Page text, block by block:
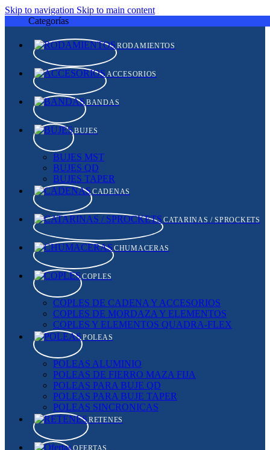
Skip to navigation Skip to main content
Categorías
RODAMIENTOS
ACCESORIOS
BANDAS
BUJES
BUJES MST
BUJES QD
BUJES TAPER
CADENAS
CATARINAS / SPROCKETS
CHUMACERAS
COPLES
COPLES DE CADENA Y ACCESORIOS
COPLES DE MORDAZA Y ELEMENTOS
COPLES Y ELEMENTOS QUADRA-FLEX
POLEAS
POLEAS ALUMINIO
POLEAS DE FIERRO MAZA FIJA
POLEAS PARA BUJE QD
POLEAS PARA BUJE TAPER
POLEAS SINCRONICAS
RETENES
OFERTAS